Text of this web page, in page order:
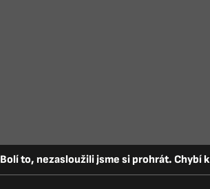
to, nezasloužili jsme si prohrát. Chybí